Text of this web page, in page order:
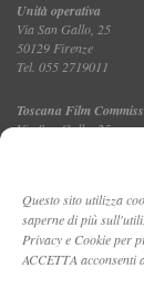
Questo sito utilizza
saperne di più
Privacy e Cookie per
ACCETTA acconsenti
Unità operativa
Via San Gallo, 25
50129 Firenze
Tel. 055 2719011
Toscana Film
Via San Gallo, 25
Tel. 055 2719035 – fax